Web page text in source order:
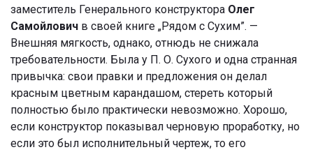
заместитель Генерального конструктора Олег
Самойлович в своей книге „Рядом с Сухим”. —
Внешняя мягкость, однако, отнюдь не снижала
требовательности. Была у П. О. Сухого и одна странная
привычка: свои правки и предложения он делал
красным цветным карандашом, стереть который
полностью было практически невозможно. Хорошо,
если конструктор показывал черновую проработку, но
если это был исполнительный чертеж, то его